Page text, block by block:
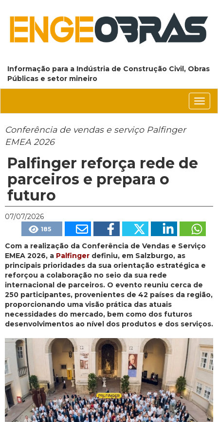
Informação para a Indústria de Construção Civil, Obras
Públicas e setor mineiro
Conferência de vendas e serviço Palfinger
EMEA 2026
Palfinger reforça rede de
parceiros e prepara o
futuro
07/07/2026
185
Com a realização da Conferência de Vendas e Serviço
EMEA 2026, a Palfinger definiu, em Salzburgo, as
principais prioridades da sua orientação estratégica e
reforçou a colaboração no seio da sua rede
internacional de parceiros. O evento reuniu cerca de
250 participantes, provenientes de 42 países da região,
proporcionando uma visão prática das atuais
necessidades do mercado, bem como dos futuros
desenvolvimentos ao nível dos produtos e dos serviços.